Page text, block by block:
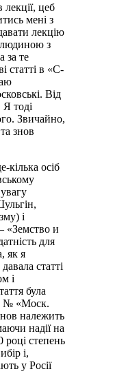
лекції, цеб
мені з
лекцію
людиною з
за те
статті в «С-
Від
тоді
Звичайно,
знов
кілька осіб
і
«Земство и
для
як я
статті
і
була
№ «Моск.
належить
надії на
степень
і,
у Росії